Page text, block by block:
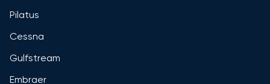
Pilatus
Cessna
Gulfstream
Embraer